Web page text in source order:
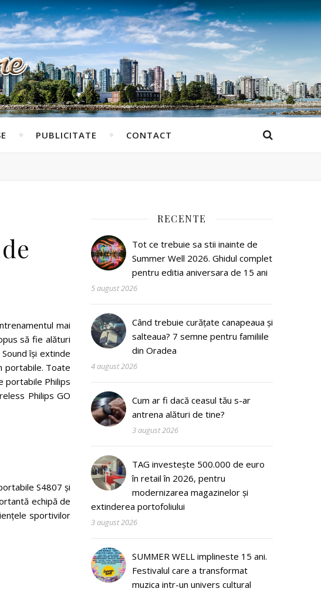
PUBLICITATE CONTACT
mai
să fie alături
își extinde
portabile. Toate
portabile Philips
Philips GO
S4807 și
echipă de
sportivilor
RECENTE
Tot ce trebuie sa stii inainte de
Summer Well 2026. Ghidul complet
pentru editia aniversara de 15 ani
5 august 2026
Când trebuie curățate canapeaua și
salteaua? 7 semne pentru familiile
din Oradea
4 august 2026
Cum ar fi dacă ceasul tău s-ar
antrena alături de tine?
3 august 2026
TAG investește 500.000 de euro
în retail în 2026, pentru
modernizarea magazinelor și
extinderea portofoliului
3 august 2026
SUMMER WELL implineste 15 ani.
Festivalul care a transformat
muzica intr-un univers cultural